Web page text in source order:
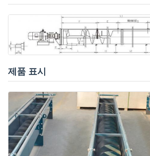
제품 표시